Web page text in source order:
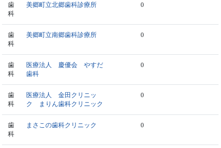
歯
科
美郷町立北郷歯科診療所 0
歯
科
美郷町立南郷歯科診療所 0
歯
科
医療法人 慶優会 やすだ
歯科
0
歯
科
医療法人 金田クリニッ
ク まりん歯科クリニック
0
歯
科
まさこの歯科クリニック 0